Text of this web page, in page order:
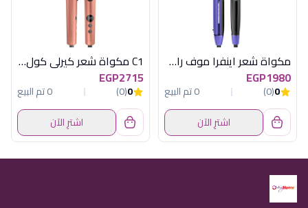
مكواة شعر اينفرا موف راش براش
EGP1980
0
(0)
0 تم البيع
اشترِ الآن
C1 مكواة شعر كيرلى كول روز جولد راش براش
EGP2715
0
(0)
0 تم البيع
اشترِ الآن